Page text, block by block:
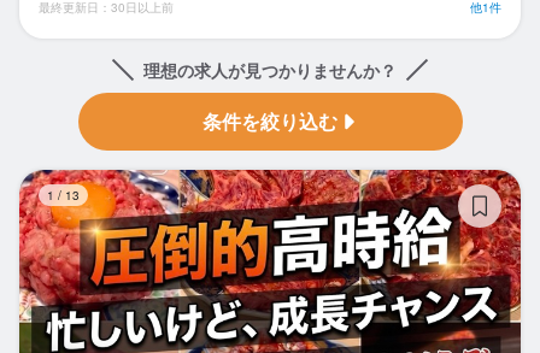
最終更新日：30日以上前 他1件
理想の求人が見つかりませんか？
条件を絞り込む
1 / 13